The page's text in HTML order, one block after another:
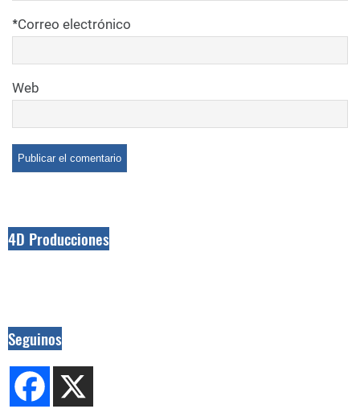
Correo electrónico
*
Web
4D Producciones
Seguinos